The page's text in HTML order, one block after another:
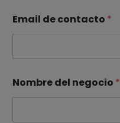
n
i
t
e
Email de contacto *
Nombre del negocio *